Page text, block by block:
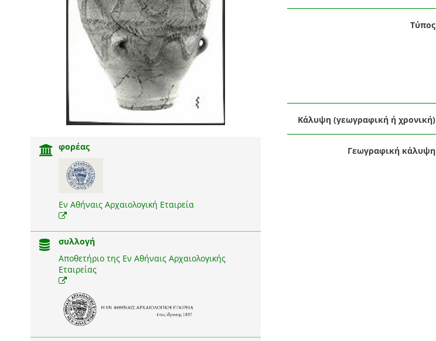
φορέας
Εν Αθήναις Αρχαιολογική Εταιρεία
συλλογή
Αποθετήριο της Εν Αθήναις Αρχαιολογικής
Εταιρείας
Τύπος
Κάλυψη (γεωγραφική ή χρονική)
Γεωγραφική κάλυψη